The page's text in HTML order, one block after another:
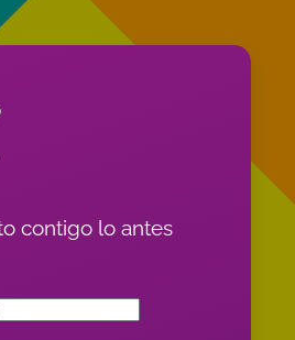
contigo lo antes